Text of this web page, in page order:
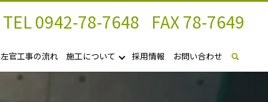
左官工事の流れ 施工について 採用情報 お問い合わせ
TEL0942-78-7648 FAX78-7649